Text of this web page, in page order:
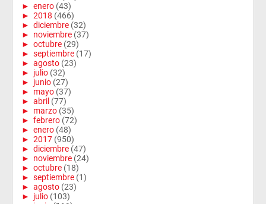
► enero (43)
► 2018 (466)
► diciembre (32)
► noviembre (37)
► octubre (29)
► septiembre (17)
► agosto (23)
► julio (32)
► junio (27)
► mayo (37)
► abril (77)
► marzo (35)
► febrero (72)
► enero (48)
► 2017 (950)
► diciembre (47)
► noviembre (24)
► octubre (18)
► septiembre (1)
► agosto (23)
► julio (103)